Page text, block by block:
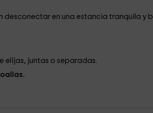
desconectar en una estancia tranquila y
elijas, juntas o separadas.